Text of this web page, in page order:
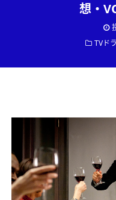
想・
TVド